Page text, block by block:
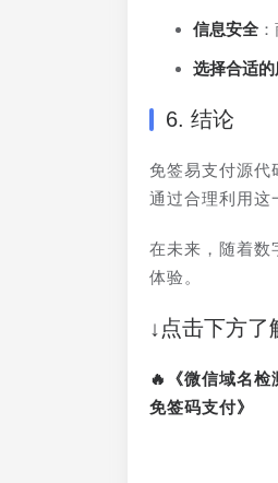
信息安全：
选择合适
6. 结论
免签易支付源代
通过合理利用这
在未来，随着数
体验。
↓点击下方了
🔥《微信域名
免签码支付》